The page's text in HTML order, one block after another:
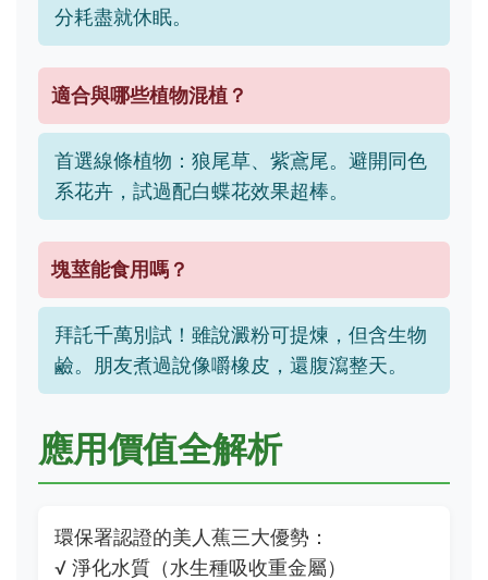
分耗盡就休眠。
適合與哪些植物混植？
首選線條植物：狼尾草、紫鳶尾。避開同色
系花卉，試過配白蝶花效果超棒。
塊莖能食用嗎？
拜託千萬別試！雖說澱粉可提煉，但含生物
鹼。朋友煮過說像嚼橡皮，還腹瀉整天。
應用價值全解析
環保署認證的美人蕉三大優勢：
√ 淨化水質（水生種吸收重金屬）